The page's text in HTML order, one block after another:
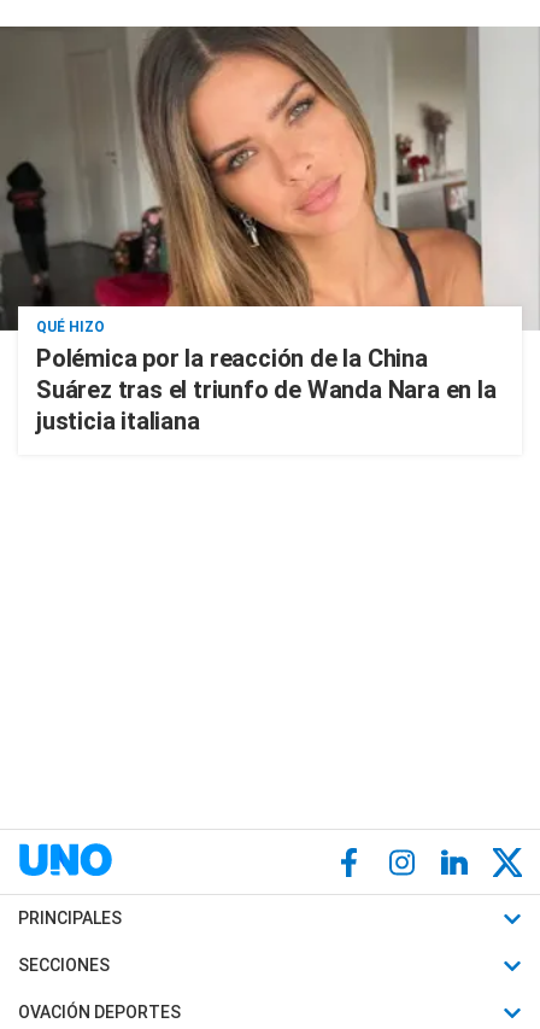
QUÉ HIZO
Polémica por la reacción de la China
Suárez tras el triunfo de Wanda Nara en la
justicia italiana
PRINCIPALES
Últimas Noticias
Política
SECCIONES
Horóscopo
OVACIÓN DEPORTES